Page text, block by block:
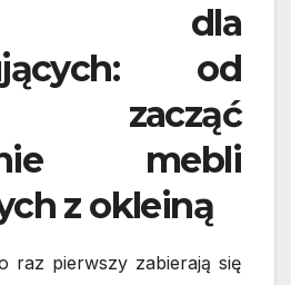
dla
od
zacząć
mebli
z okleiną
raz pierwszy zabierają się